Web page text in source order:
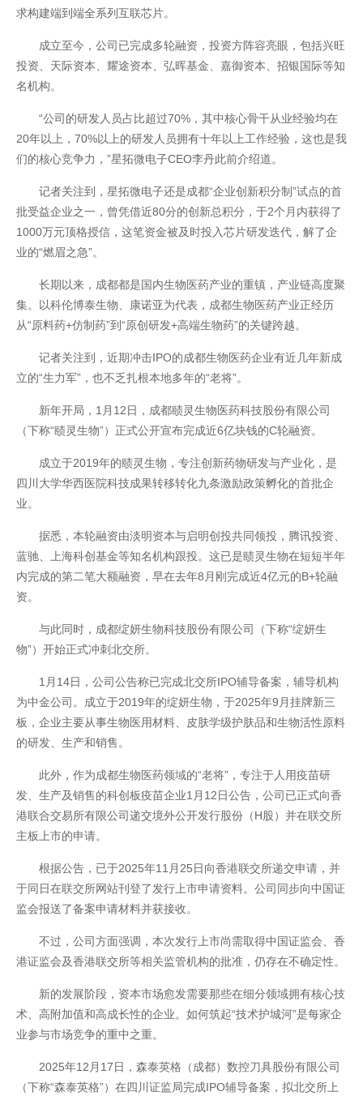
开云全站体验棒
联系我们
求构建端到端全系列互联芯片。
成立至今，公司已完成多轮融资，投资方阵容亮眼，包括兴旺
投资、天际资本、耀途资本、弘晖基金、嘉御资本、招银国际等知
名机构。
“公司的研发人员占比超过70%，其中核心骨干从业经验均在
20年以上，70%以上的研发人员拥有十年以上工作经验，这也是我
们的核心竞争力，”星拓微电子CEO李丹此前介绍道。
记者关注到，星拓微电子还是成都“企业创新积分制”试点的首
批受益企业之一，曾凭借近80分的创新总积分，于2个月内获得了
1000万元顶格授信，这笔资金被及时投入芯片研发迭代，解了企
业的“燃眉之急”。
长期以来，成都都是国内生物医药产业的重镇，产业链高度聚
集。以科伦博泰生物、康诺亚为代表，成都生物医药产业正经历
从“原料药+仿制药”到“原创研发+高端生物药”的关键跨越。
记者关注到，近期冲击IPO的成都生物医药企业有近几年新成
立的“生力军”，也不乏扎根本地多年的“老将”。
新年开局，1月12日，成都赜灵生物医药科技股份有限公司
（下称“赜灵生物”）正式公开宣布完成近6亿块钱的C轮融资。
成立于2019年的赜灵生物，专注创新药物研发与产业化，是
四川大学华西医院科技成果转移转化九条激励政策孵化的首批企
业。
据悉，本轮融资由淡明资本与启明创投共同领投，腾讯投资、
蓝驰、上海科创基金等知名机构跟投。这已是赜灵生物在短短半年
内完成的第二笔大额融资，早在去年8月刚完成近4亿元的B+轮融
资。
与此同时，成都绽妍生物科技股份有限公司（下称“绽妍生
物”）开始正式冲刺北交所。
1月14日，公司公告称已完成北交所IPO辅导备案，辅导机构
为中金公司。成立于2019年的绽妍生物，于2025年9月挂牌新三
板，企业主要从事生物医用材料、皮肤学级护肤品和生物活性原料
的研发、生产和销售。
此外，作为成都生物医药领域的“老将”，专注于人用疫苗研
发、生产及销售的科创板疫苗企业1月12日公告，公司已正式向香
港联合交易所有限公司递交境外公开发行股份（H股）并在联交所
主板上市的申请。
根据公告，已于2025年11月25日向香港联交所递交申请，并
于同日在联交所网站刊登了发行上市申请资料。公司同步向中国证
监会报送了备案申请材料并获接收。
不过，公司方面强调，本次发行上市尚需取得中国证监会、香
港证监会及香港联交所等相关监管机构的批准，仍存在不确定性。
新的发展阶段，资本市场愈发需要那些在细分领域拥有核心技
术、高附加值和高成长性的企业。如何筑起“技术护城河”是每家企
业参与市场竞争的重中之重。
2025年12月17日，森泰英格（成都）数控刀具股份有限公司
（下称“森泰英格”）在四川证监局完成IPO辅导备案，拟北交所上